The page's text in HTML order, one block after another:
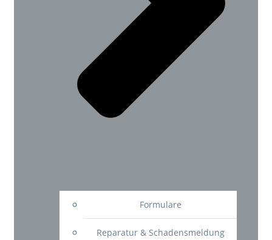
Formulare
Reparatur & Schadensmeldung